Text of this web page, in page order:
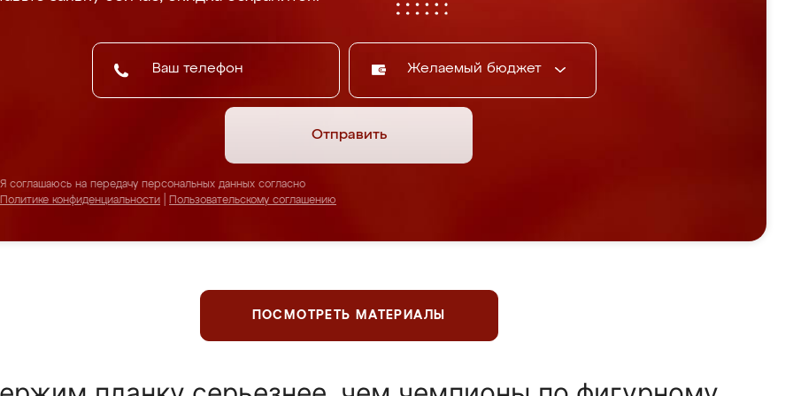
Желаемый бюджет
Отправить
Я соглашаюсь на передачу персональных данных согласно
Политике конфиденциальности
Пользовательскому соглашению
ПОСМОТРЕТЬ МАТЕРИАЛЫ